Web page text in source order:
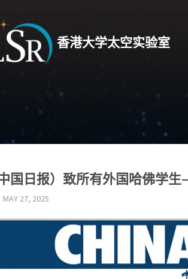
香港大学太空实验室
中国日报）致所有外国哈佛学
MAY 27, 2025